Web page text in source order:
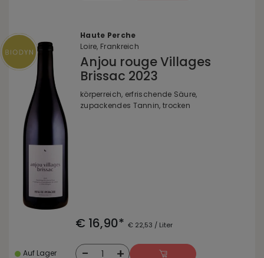
Haute Perche
Loire, Frankreich
Anjou rouge Villages
Brissac 2023
körperreich, erfrischende Säure,
zupackendes Tannin, trocken
€ 16,90* € 22,53 / Liter
Auf Lager - 1 +